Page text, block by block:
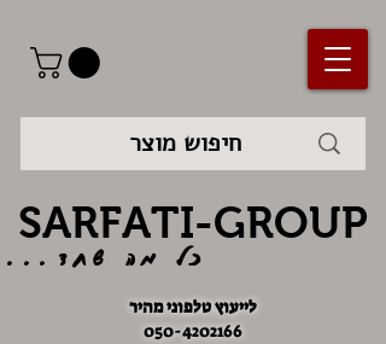
SARFATI-GROUP
לייעוץ טלפוני מהיר
050-4202166
כל מה שחד...